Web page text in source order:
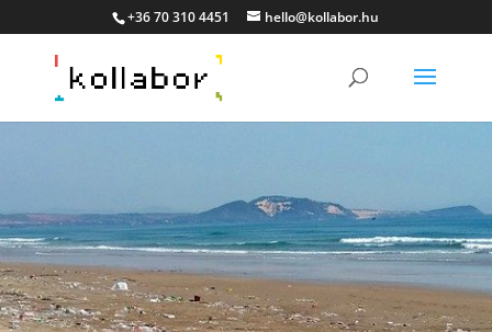
+36 70 310 4451 hello@kollabor.hu